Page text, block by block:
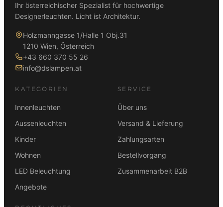
Ihr österreichischer Spezialist für hochwertige
Designerleuchten. Licht ist Architektur.
Holzmanngasse 1/Halle 1 Obj.31
1210 Wien, Österreich
+43 660 370 55 26
info@dslampen.at
KATEGORIEN
Innenleuchten
Aussenleuchten
Kinder
Wohnen
LED Beleuchtung
Angebote
SERVICE
Über uns
Versand & Lieferung
Zahlungsarten
Bestellvorgang
Zusammenarbeit B2B